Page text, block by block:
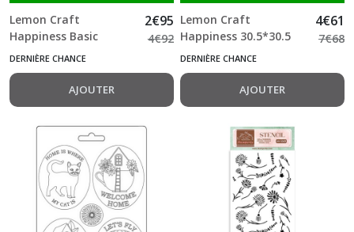
Lemon Craft
Happiness Basic
15.2*20.3 cm double
Face Bloc 2*6 feuilles
2€95
4€92
DERNIÈRE CHANCE
AJOUTER
Lemon Craft
Happiness 30.5*30.5
cm double Face Bloc 6
feuilles (12"X12")
4€61
7€68
DERNIÈRE CHANCE
AJOUTER